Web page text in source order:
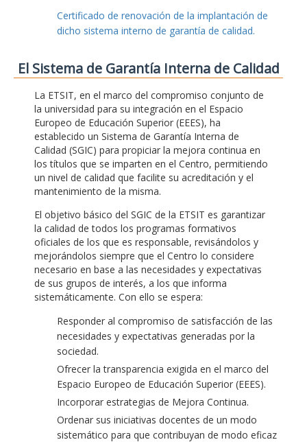
Certificado de renovación de la implantación de
dicho sistema interno de garantía de calidad.
El Sistema de Garantía Interna de Calidad
La ETSIT, en el marco del compromiso conjunto de
la universidad para su integración en el Espacio
Europeo de Educación Superior (EEES), ha
establecido un Sistema de Garantía Interna de
Calidad (SGIC) para propiciar la mejora continua en
los títulos que se imparten en el Centro, permitiendo
un nivel de calidad que facilite su acreditación y el
mantenimiento de la misma.
El objetivo básico del SGIC de la ETSIT es garantizar
la calidad de todos los programas formativos
oficiales de los que es responsable, revisándolos y
mejorándolos siempre que el Centro lo considere
necesario en base a las necesidades y expectativas
de sus grupos de interés, a los que informa
sistemáticamente. Con ello se espera:
Responder al compromiso de satisfacción de las
necesidades y expectativas generadas por la
sociedad.
Ofrecer la transparencia exigida en el marco del
Espacio Europeo de Educación Superior (EEES).
Incorporar estrategias de Mejora Continua.
Ordenar sus iniciativas docentes de un modo
sistemático para que contribuyan de modo eficaz